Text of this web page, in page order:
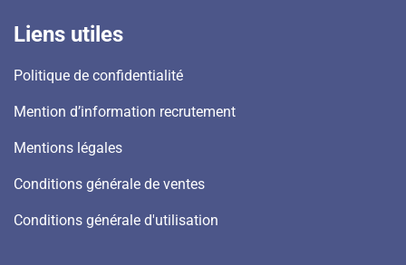
Liens utiles
Politique de confidentialité
Mention d’information recrutement
Mentions légales
​Conditions générale de ventes
Conditions générale d'utilisation